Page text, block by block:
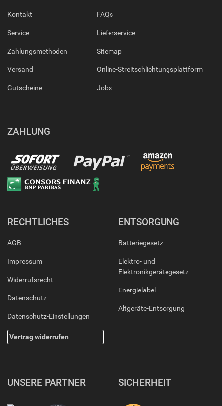
Kontakt
Service
Zahlungsmethoden
Versand
Gutscheine
FAQs
Lieferservice
Sitemap
Online-Streitschlichtungsplattform
Jobs
ZAHLUNG
RECHTLICHES
AGB
Impressum
Widerrufsrecht
Datenschutz
Datenschutz-Einstellungen
Vertrag widerrufen
ENTSORGUNG
Batteriegesetz
Elektro- und
Elektronikgerätegesetz
Energielabel
Altgeräte-Entsorgung
UNSERE PARTNER SICHERHEIT